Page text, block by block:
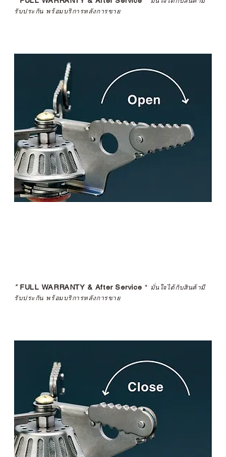
รับประกัน พร้อมบริการหลังการขาย
*FULL WARRANTY & After Service * มั่นใจได้กับสินค้ามี
รับประกัน พร้อมบริการหลังการขาย